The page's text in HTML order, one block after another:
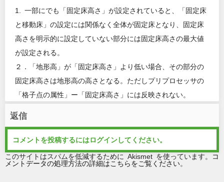
1. 一部にでも「固定床高さ」が設定されていると、「固定床
と移動床」の設定には関係なく全体が固定床となり、固定床
高さを明示的に設定していない部分には固定床高さの最大値
が設定される。
２．「地形高」が「固定床高さ」より低い場合、その部分の
固定床高さは地形高の高さとなる。ただしプリプロセッサの
「格子点の属性」ー「固定床高さ」には反映されない。
返信
コメントを投稿するにはログイン してください。
このサイトはスパムを低減するために Akismet を使っています。
コ
メントデータの処理方法の詳細はこちらをご覧ください